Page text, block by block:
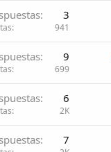
3
941
9
699
6
2K
7